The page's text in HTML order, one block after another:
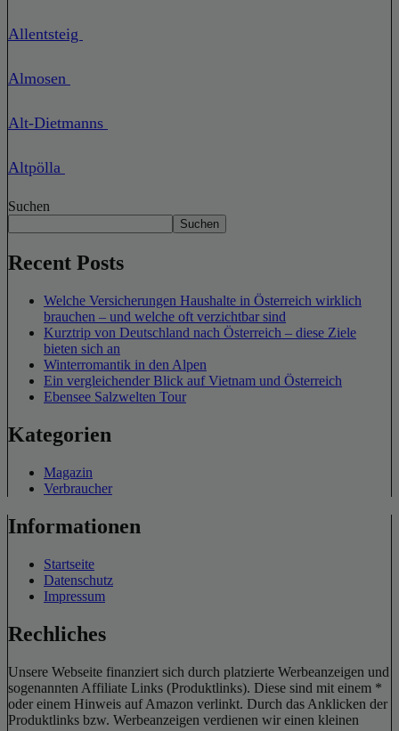
Allentsteig
Almosen
Alt-Dietmanns
Altpölla
Suchen
Suchen
Recent Posts
Welche Versicherungen Haushalte in Österreich wirklich
brauchen – und welche oft verzichtbar sind
Kurztrip von Deutschland nach Österreich – diese Ziele
bieten sich an
Winterromantik in den Alpen
Ein vergleichender Blick auf Vietnam und Österreich
Ebensee Salzwelten Tour
Kategorien
Magazin
Verbraucher
Informationen
Startseite
Datenschutz
Impressum
Rechliches
Unsere Webseite finanziert sich durch platzierte Werbeanzeigen und
sogenannten Affiliate Links (Produktlinks). Diese sind mit einem *
oder einem Hinweis auf Amazon verlinkt. Durch das Anklicken der
Produktlinks bzw. Werbeanzeigen verdienen wir einen kleinen